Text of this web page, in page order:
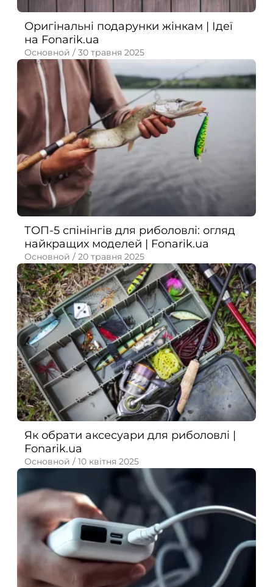
Оригінальні подарунки жінкам | Ідеї
на Fonarik.ua
Основной / 30 травня 2025
ТОП-5 спінінгів для риболовлі: огляд
найкращих моделей | Fonarik.ua
Основной / 20 травня 2025
Як обрати аксесуари для риболовлі |
Fonarik.ua
Основной / 10 квітня 2025